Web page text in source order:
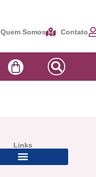
Quem Somos Contato
Links